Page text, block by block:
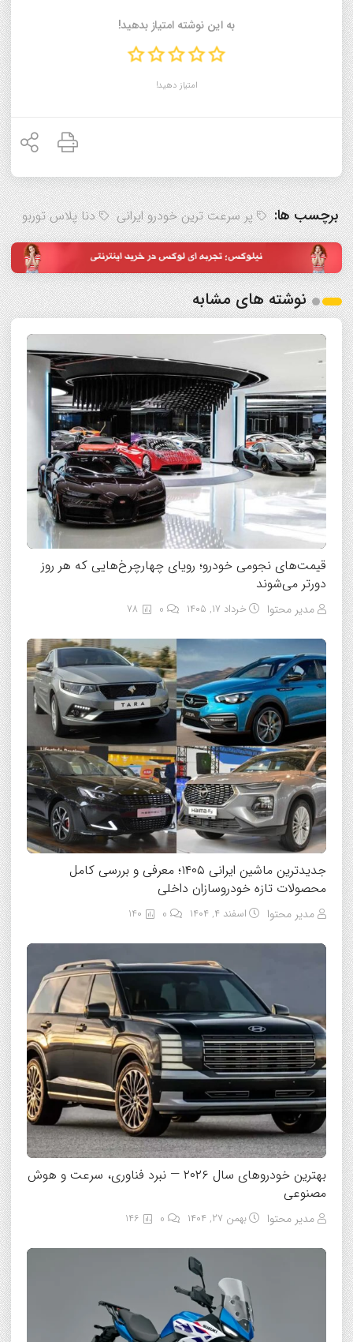
به این نوشته امتیاز بدهید!
امتیاز دهید!
برچسب ها: پر سرعت ترین خودرو ایرانی دنا پلاس توربو
نوشته های مشابه
قیمت‌های نجومی خودرو؛ رویای چهارچرخ‌هایی که هر روز
دورتر می‌شوند
مدیر محتوا خرداد ۱۷, ۱۴۰۵ 78
جدیدترین ماشین ایرانی ۱۴۰۵؛ معرفی و بررسی کامل
محصولات تازه خودروسازان داخلی
مدیر محتوا اسفند ۴, ۱۴۰۴ 140
بهترین خودروهای سال ۲۰۲۶ — نبرد فناوری، سرعت و هوش
مصنوعی
مدیر محتوا بهمن ۲۷, ۱۴۰۴ 146